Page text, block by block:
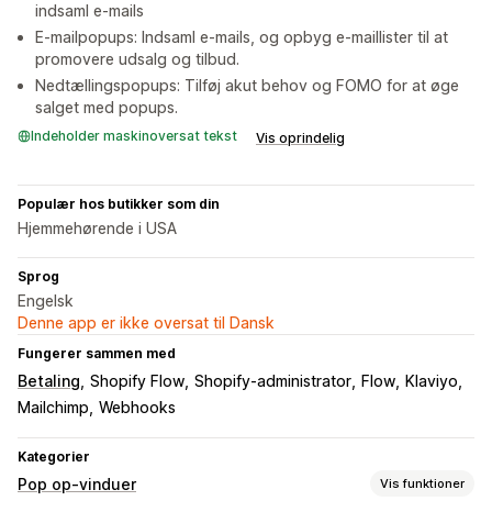
indsaml e-mails
E-mailpopups: Indsaml e-mails, og opbyg e-maillister til at
promovere udsalg og tilbud.
Nedtællingspopups: Tilføj akut behov og FOMO for at øge
salget med popups.
Indeholder maskinoversat tekst Vis oprindelig
Populær hos butikker som din
Hjemmehørende i USA
Sprog
Engelsk
Denne app er ikke oversat til Dansk
Fungerer sammen med
Betaling Shopify Flow Shopify-administrator Flow
Klaviyo
Mailchimp Webhooks
Kategorier
Pop op-vinduer Vis funktioner